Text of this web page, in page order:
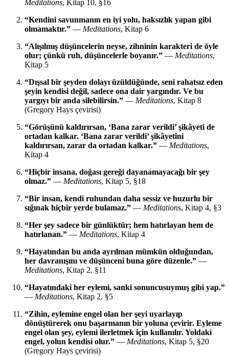
Meditations, Kitap 10, §16
“Kendini savunmanın en iyi yolu, haksızlık yapan gibi
olmamaktır.” — Meditations, Kitap 6
“Alışılmış düşüncelerin neyse, zihninin karakteri de öyle
olur; çünkü ruh, düşüncelerle boyanır.” — Meditations,
Kitap 5
“Dışsal bir şeyden dolayı üzüldüğünde, seni rahatsız eden
şeyin kendisi değil, sadece ona dair yargındır. Ve bu
yargıyı bir anda silebilirsin.” — Meditations, Kitap 8
(Gregory Hays çevirisi)
“Görüşünü kaldırırsan, ‘Bana zarar verildi’ şikâyeti de
ortadan kalkar. ‘Bana zarar verildi’ şikâyetini
kaldırırsan, zarar da ortadan kalkar.” — Meditations,
Kitap 4
“Hiçbir insana, doğası gereği dayanamayacağı bir şey
olmaz.” — Meditations, Kitap 5, §18
“Bir insan, kendi ruhundan daha sessiz ve huzurlu bir
sığınak hiçbir yerde bulamaz.” — Meditations, Kitap 4, §3
“Her şey sadece bir günlüktür; hem hatırlayan hem de
hatırlanan.” — Meditations, Kitap 4
“Hayatından bu anda ayrılman mümkün olduğundan,
her davranışını ve düşünceni buna göre düzenle.” —
Meditations, Kitap 2, §11
“Hayatındaki her eylemi, sanki sonuncusuymuş gibi yap.”
— Meditations, Kitap 2, §5
“Zihin, eylemine engel olan her şeyi uyarlayıp
dönüştürerek onu başarmanın bir yoluna çevirir. Eyleme
engel olan şey, eylemi ilerletmek için kullanılır. Yoldaki
engel, yolun kendisi olur.” — Meditations, Kitap 5, §20
(Gregory Hays çevirisi)